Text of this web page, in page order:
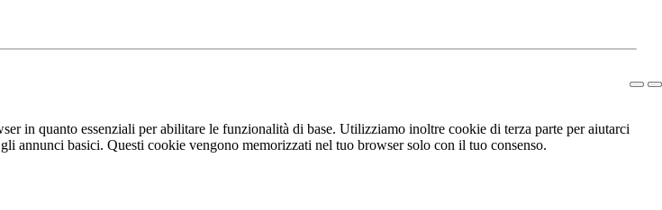
in quanto essenziali per abilitare le funzionalità di base. Utilizziamo inoltre cookie di terza parte per aiutarci
annunci basici. Questi cookie vengono memorizzati nel tuo browser solo con il tuo consenso.